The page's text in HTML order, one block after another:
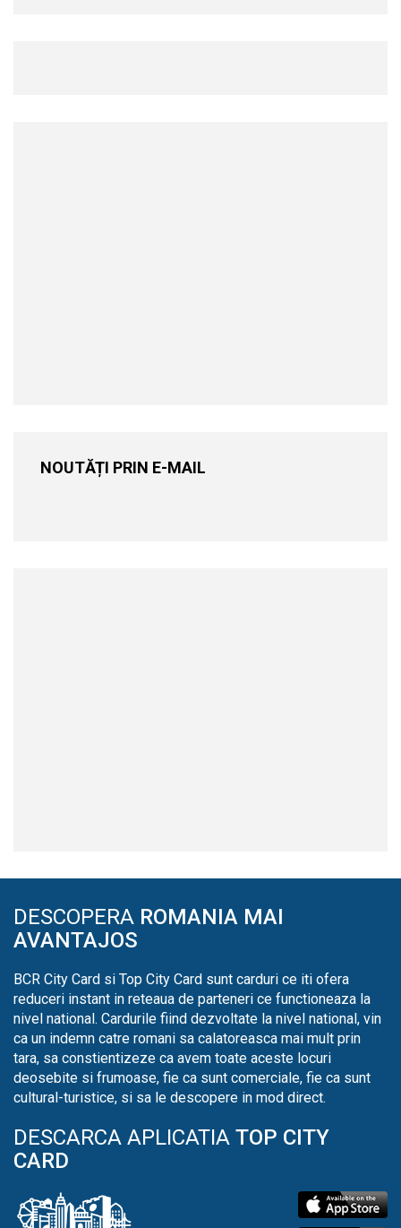
NOUTĂȚI PRIN E-MAIL
DESCOPERA ROMANIA MAI
AVANTAJOS
BCR City Card si Top City Card sunt carduri ce iti ofera
reduceri instant in reteaua de parteneri ce functioneaza la
nivel national. Cardurile fiind dezvoltate la nivel national, vin
ca un indemn catre romani sa calatoreasca mai mult prin
tara, sa constientizeze ca avem toate aceste locuri
deosebite si frumoase, fie ca sunt comerciale, fie ca sunt
cultural-turistice, si sa le descopere in mod direct.
DESCARCA APLICATIA TOP CITY
CARD